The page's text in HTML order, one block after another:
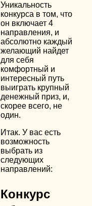
Уникальность
конкурса в том, что
он включает 4
направления, и
абсолютно каждый
желающий найдет
для себя
комфортный и
интересный путь
выиграть крупный
денежный приз, и,
скорее всего, не
один.
Итак. У вас есть
возможность
выбрать из
следующих
направлений:
Конкурс